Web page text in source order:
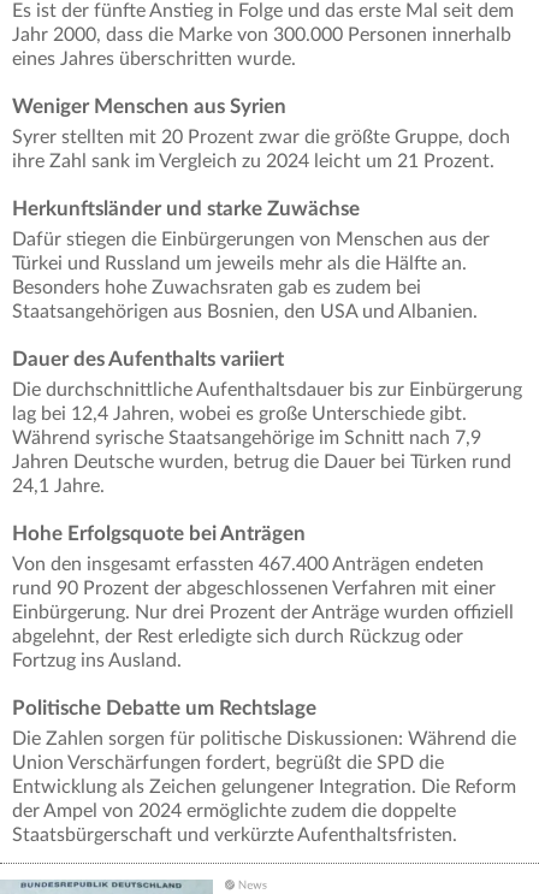
Es ist der fünfte Anstieg in Folge und das erste Mal seit dem
Jahr 2000, dass die Marke von 300.000 Personen innerhalb
eines Jahres überschritten wurde.
Weniger Menschen aus Syrien
Syrer stellten mit 20 Prozent zwar die größte Gruppe, doch
ihre Zahl sank im Vergleich zu 2024 leicht um 21 Prozent.
Herkunftsländer und starke Zuwächse
Dafür stiegen die Einbürgerungen von Menschen aus der
Türkei und Russland um jeweils mehr als die Hälfte an.
Besonders hohe Zuwachsraten gab es zudem bei
Staatsangehörigen aus Bosnien, den USA und Albanien.
Dauer des Aufenthalts variiert
Die durchschnittliche Aufenthaltsdauer bis zur Einbürgerung
lag bei 12,4 Jahren, wobei es große Unterschiede gibt.
Während syrische Staatsangehörige im Schnitt nach 7,9
Jahren Deutsche wurden, betrug die Dauer bei Türken rund
24,1 Jahre.
Hohe Erfolgsquote bei Anträgen
Von den insgesamt erfassten 467.400 Anträgen endeten
rund 90 Prozent der abgeschlossenen Verfahren mit einer
Einbürgerung. Nur drei Prozent der Anträge wurden offiziell
abgelehnt, der Rest erledigte sich durch Rückzug oder
Fortzug ins Ausland.
Politische Debatte um Rechtslage
Die Zahlen sorgen für politische Diskussionen: Während die
Union Verschärfungen fordert, begrüßt die SPD die
Entwicklung als Zeichen gelungener Integration. Die Reform
der Ampel von 2024 ermöglichte zudem die doppelte
Staatsbürgerschaft und verkürzte Aufenthaltsfristen.